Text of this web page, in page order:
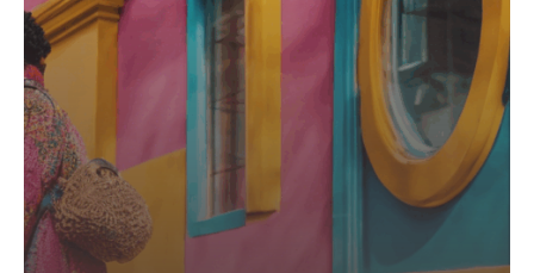
4 juillet 2025